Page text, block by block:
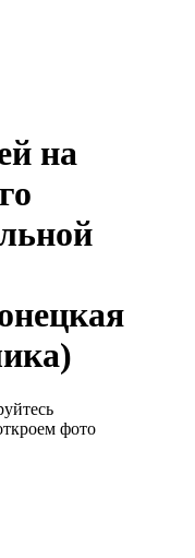
на
фото